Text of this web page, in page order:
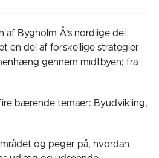
Bygholm Å’s nordlige del
en del af forskellige strategier
gennem midtbyen; fra
bærende temaer: Byudvikling,
og peger på, hvordan